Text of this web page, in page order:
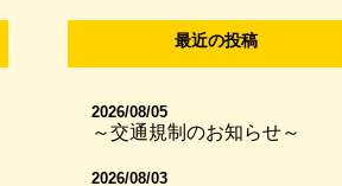
最近の投稿
2026/08/05
～交通規制のお知らせ～
2026/08/03